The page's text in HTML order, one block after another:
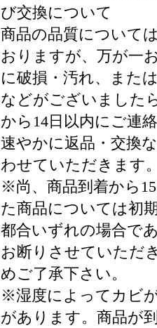
び交換について
商品の品質について
おりますが、万が一
に破損・汚れ、また
などがございました
から14日以内にご連絡
速やかに返品・交換
わせていただきます。
※尚、商品到着から
た商品については初
都合いずれの場合で
お断りさせていただ
めご了承下さい。
※湿度によってカビ
があります。商品が